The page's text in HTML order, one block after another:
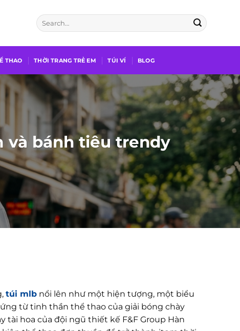
THAO THỜI TRANG TRẺ EM TÚI VÍ BLOG
và bánh tiêu trendy
túi mlb nổi lên như một hiện tượng, một biểu
từ tinh thần thể thao của giải bóng chày
tài hoa của đội ngũ thiết kế F&F Group Hàn